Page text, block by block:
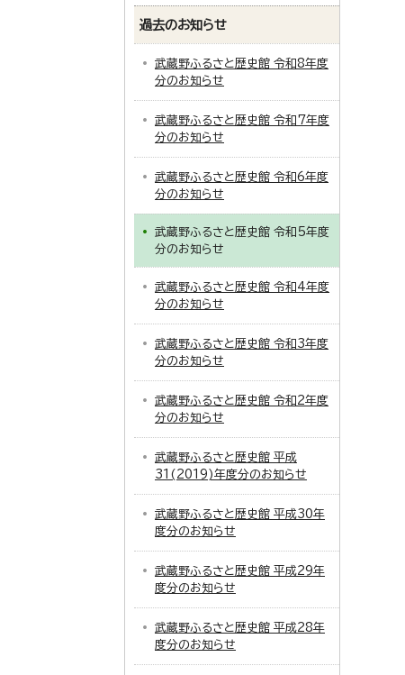
過去のお知らせ
武蔵野ふるさと歴史館 令和8年度
分のお知らせ
武蔵野ふるさと歴史館 令和7年度
分のお知らせ
武蔵野ふるさと歴史館 令和6年度
分のお知らせ
武蔵野ふるさと歴史館 令和5年度
分のお知らせ
武蔵野ふるさと歴史館 令和4年度
分のお知らせ
武蔵野ふるさと歴史館 令和3年度
分のお知らせ
武蔵野ふるさと歴史館 令和2年度
分のお知らせ
武蔵野ふるさと歴史館 平成
31(2019)年度分のお知らせ
武蔵野ふるさと歴史館 平成30年
度分のお知らせ
武蔵野ふるさと歴史館 平成29年
度分のお知らせ
武蔵野ふるさと歴史館 平成28年
度分のお知らせ